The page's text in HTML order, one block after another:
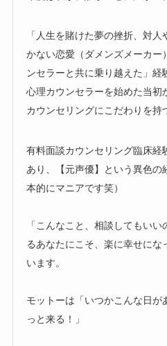
「人生を賭けた夢の挫折、対
かない恋愛（ダメンズメーカー
ンセラーと共に乗り越えた」経
心理カウンセラーを始めた当初
カウンセリングにこだわりを持
有料面談カウンセリング臨床
あり、【元声優】という異色の
本的にマニアです笑）
「こんなこと、相談してもい
るあなたにこそ、楽に幸せにな
います。
モットーは「いつかこんな日が
っと来る！」